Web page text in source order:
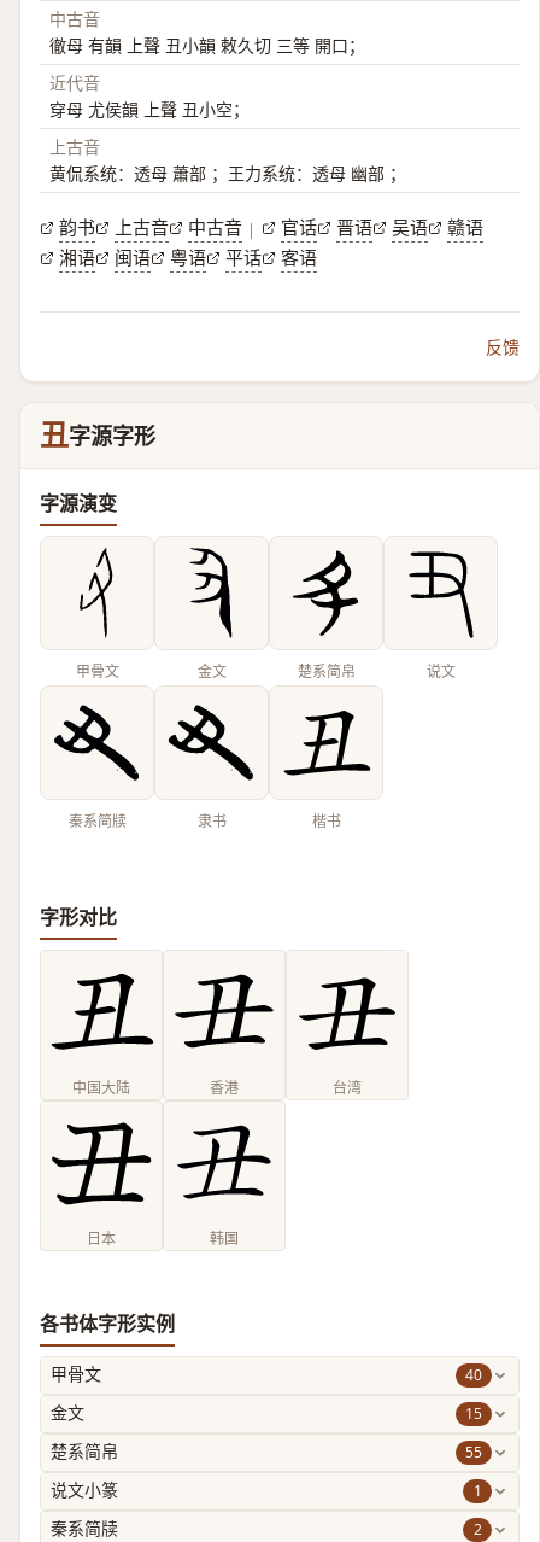
中古音
徹母 有韻 上聲 丑小韻 敕久切 三等 開口；
近代音
穿母 尤侯韻 上聲 丑小空；
上古音
黄侃系统：透母 蕭部 ；王力系统：透母 幽部 ；
韵书 上古音 中古音 | 官话 晋语 吴语
赣语
湘语
闽语 粤语 平话 客语
反馈
丑字源字形
字源演变
甲骨文 金文 楚系简帛 说文
秦系简牍 隶书 楷书
字形对比
中国大陆 香港 台湾
日本 韩国
各书体字形实例
甲骨文 40
金文 15
楚系简帛 55
说文小篆 1
秦系简牍 2